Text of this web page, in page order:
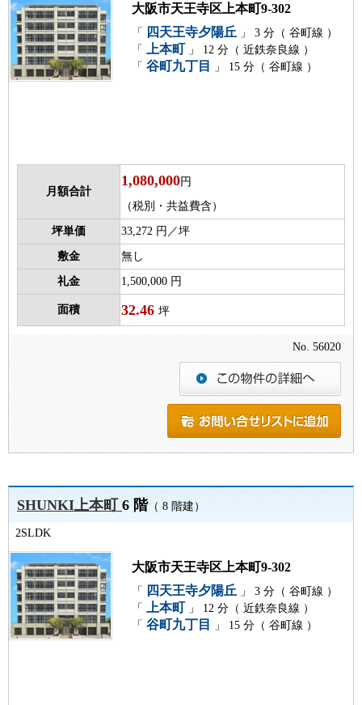
大阪市天王寺区上本町9-302
「 四天王寺夕陽丘
」 3 分（ 谷町線 ）
「
上本町 」 12 分（ 近鉄奈良線 ）
「 谷町九丁目 」 15 分（ 谷町線 ）
月額合計
1,080,000円
（税別・共益費含）
坪単価 33,272 円／坪
敷金 無し
礼金 1,500,000 円
面積 32.46 坪
No. 56020
SHUNKI上本町6 階（ 8 階建）
2SLDK
大阪市天王寺区上本町9-302
「 四天王寺夕陽丘
」 3 分（ 谷町線 ）
「
上本町 」 12 分（ 近鉄奈良線 ）
「 谷町九丁目 」 15 分（ 谷町線 ）